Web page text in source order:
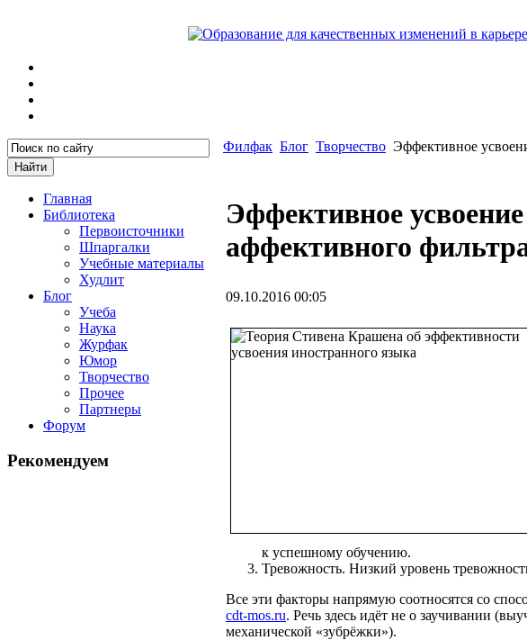
Главная
Библиотека
Первоисточники
Шпаргалки
Учебные материалы
Худлит
Блог
Учеба
Наука
Журфак
Юмор
Творчество
Прочее
Партнеры
Форум
Рекомендуем
Филфак Блог Творчество Эффективное
Эффективное
аффективного
09.10.2016 00:05
к успешному обучению.
Тревожность. Низкий уровень
Все эти факторы напрямую соотносятся со
cdt-mos.ru. Речь здесь идёт не о заучивании
механической «зубрёжки»).